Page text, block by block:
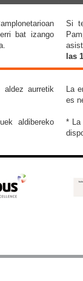
bat izango
Si
las
aldez aurretik
aldibereko
La
es
* La